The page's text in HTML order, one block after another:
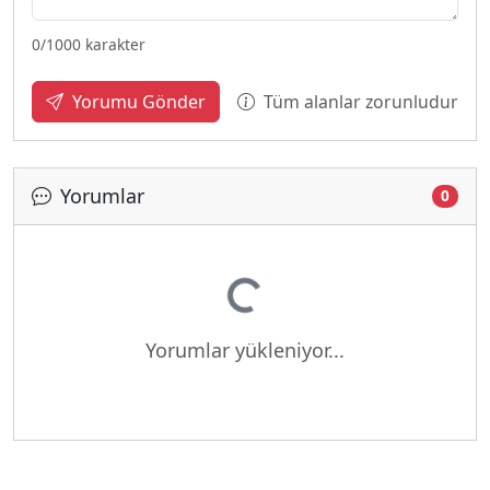
0/1000 karakter
Yorumu Gönder Tüm alanlar zorunludur
Yorumlar 0
Yükleniyor...
Yorumlar yükleniyor...